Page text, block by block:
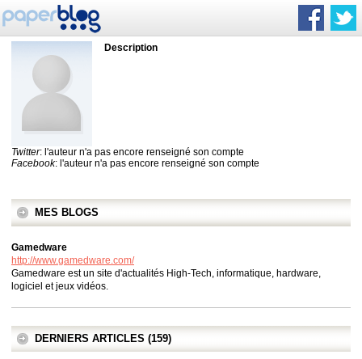
Description
Twitter: l'auteur n'a pas encore renseigné son compte
Facebook: l'auteur n'a pas encore renseigné son compte
MES BLOGS
Gamedware
http://www.gamedware.com/
Gamedware est un site d'actualités High-Tech, informatique, hardware,
logiciel et jeux vidéos.
DERNIERS ARTICLES (159)